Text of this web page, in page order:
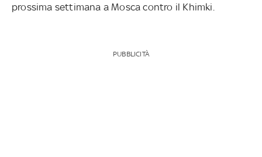
prossima settimana a Mosca contro il Khimki.
PUBBLICITÀ